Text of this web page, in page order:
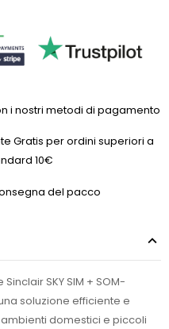
i nostri metodi di pagamento
Gratis per ordini superiori a
10€
del pacco
SKY SIM + SOM-
soluzione efficiente e
domestici e piccoli